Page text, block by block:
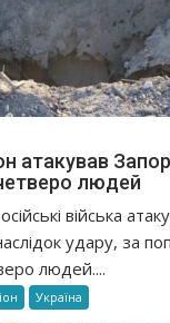
атакував
людей
війська
удару, за
людей....
Україна